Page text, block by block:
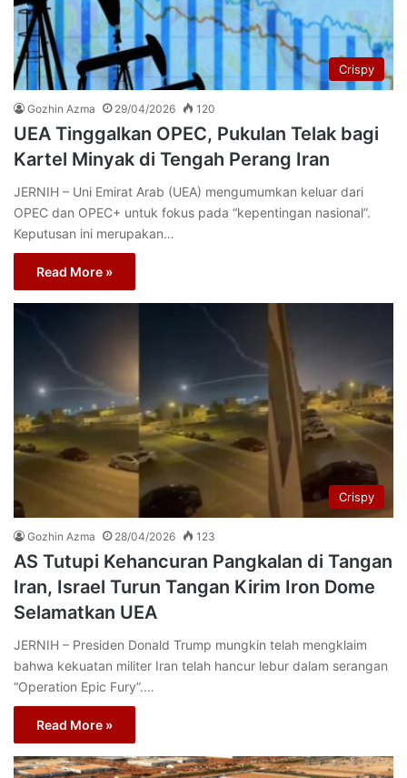
Crispy
Gozhin Azma 29/04/2026 120
UEA Tinggalkan OPEC, Pukulan Telak bagi
Kartel Minyak di Tengah Perang Iran
JERNIH – Uni Emirat Arab (UEA) mengumumkan keluar dari
OPEC dan OPEC+ untuk fokus pada “kepentingan nasional”.
Keputusan ini merupakan…
Read More »
Crispy
Gozhin Azma 28/04/2026 123
AS Tutupi Kehancuran Pangkalan di Tangan
Iran, Israel Turun Tangan Kirim Iron Dome
Selamatkan UEA
JERNIH – Presiden Donald Trump mungkin telah mengklaim
bahwa kekuatan militer Iran telah hancur lebur dalam serangan
“Operation Epic Fury”.…
Read More »